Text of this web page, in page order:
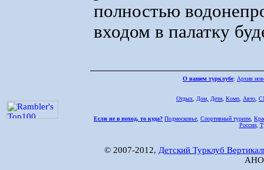
полностью
входом в палатку
О нашем турклубе: Архив
Отдых Дом, Дети Комп Авто
Если не в поход, то куда? Подмосковье Спортивный туризм
России,
© 2007-2012, Детский Турклуб
АНО